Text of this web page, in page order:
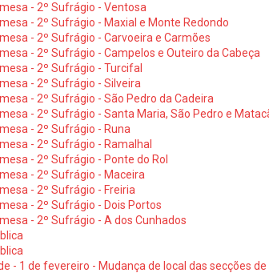
- 2º Sufrágio - Ventosa
- 2º Sufrágio - Maxial e Monte Redondo
- 2º Sufrágio - Carvoeira e Carmões
- 2º Sufrágio - Campelos e Outeiro da Cabeça
- 2º Sufrágio - Turcifal
- 2º Sufrágio - Silveira
- 2º Sufrágio - São Pedro da Cadeira
- 2º Sufrágio - Santa Maria, São Pedro e
- 2º Sufrágio - Runa
- 2º Sufrágio - Ramalhal
- 2º Sufrágio - Ponte do Rol
- 2º Sufrágio - Maceira
- 2º Sufrágio - Freiria
- 2º Sufrágio - Dois Portos
- 2º Sufrágio - A dos Cunhados
- 1 de fevereiro - Mudança de local das secções de